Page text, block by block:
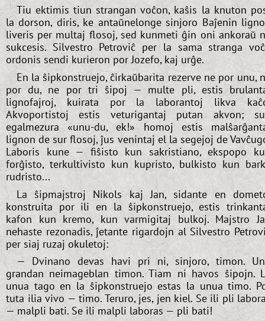
Tiu ektimis tiun strangan voĉon, kaŝis la knuton
la dorson, diris, ke antaŭnelonge sinjoro Baĵenin
liveris per multaj flosoj, sed kunmeti ĝin oni ankoraŭ
sukcesis. Silvestro Petroviĉ per la sama stranga
ordonis sendi kurieron por Jozefo, kaj urĝe.
En la ŝipkonstruejo, ĉirkaŭbarita rezerve ne por unu,
por du, ne por tri ŝipoj — multe pli, estis
lignofajroj, kuirata por la laborantoj likva
Akvoportistoj estis veturigantaj putan akvon;
egalmezura «unu-du, ek!» homoj estis
lignon de sur flosoj, ĵus venintaj el la segejoj de
Laboris kune — fiŝisto kun sakristiano, ekspopo
forĝisto, terkultivisto kun kupristo, bulkisto kun
rudristo...
La ŝipmajstroj Nikols kaj Jan, sidante en
konstruita por ili en la ŝipkonstruejo, estis
kafon kun kremo, kun varmigitaj bulkoj. Majstro
nehaste rezonadis, ĵetante rigardojn al Silvestro
per siaj ruzaj okuletoj:
— Dvinano devas havi pri ni, sinjoro, timon.
grandan neimageblan timon. Tiam ni havos ŝipojn.
unua tago en la ŝipkonstruejo estas la unua timo.
tuta ilia vivo — timo. Teruro, jes, jen kiel. Se ili pli
— malpli bati. Se ili malpli laboras — pli bati!